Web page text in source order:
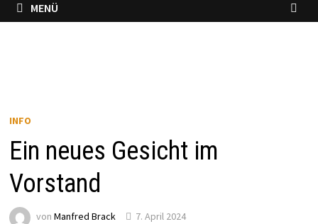
MENÜ
INFO
Ein neues Gesicht im
Vorstand
von Manfred Brack 7. April 2024